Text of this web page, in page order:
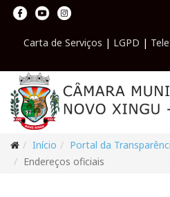
Carta de Serviços | LGPD |
Início Portal da
Endereços oficiais